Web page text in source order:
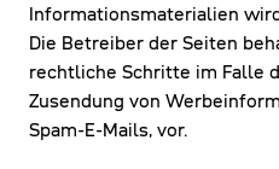
Informationsmaterialien
Die Betreiber der Seiten
rechtliche Schritte im Falle
Zusendung von
Spam-E-Mails, vor.